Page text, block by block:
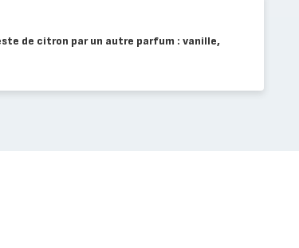
de citron par un autre parfum : vanille,